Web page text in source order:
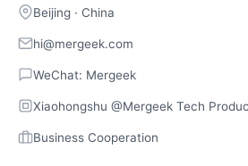
Beijing · China
hi@mergeek.com
WeChat: Mergeek
Xiaohongshu @Mergeek Tech
Business Cooperation